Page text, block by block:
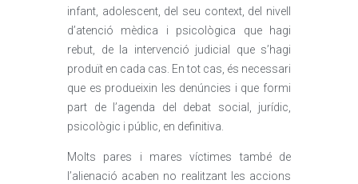
infant, adolescent, del seu context, del nivell
d’atenció mèdica i psicològica que hagi
rebut, de la intervenció judicial que s’hagi
produït en cada cas. En tot cas, és necessari
que es produeixin les denúncies i que formi
part de l’agenda del debat social, jurídic,
psicològic i públic, en definitiva.
Molts pares i mares víctimes també de
l’alienació acaben no realitzant les accions